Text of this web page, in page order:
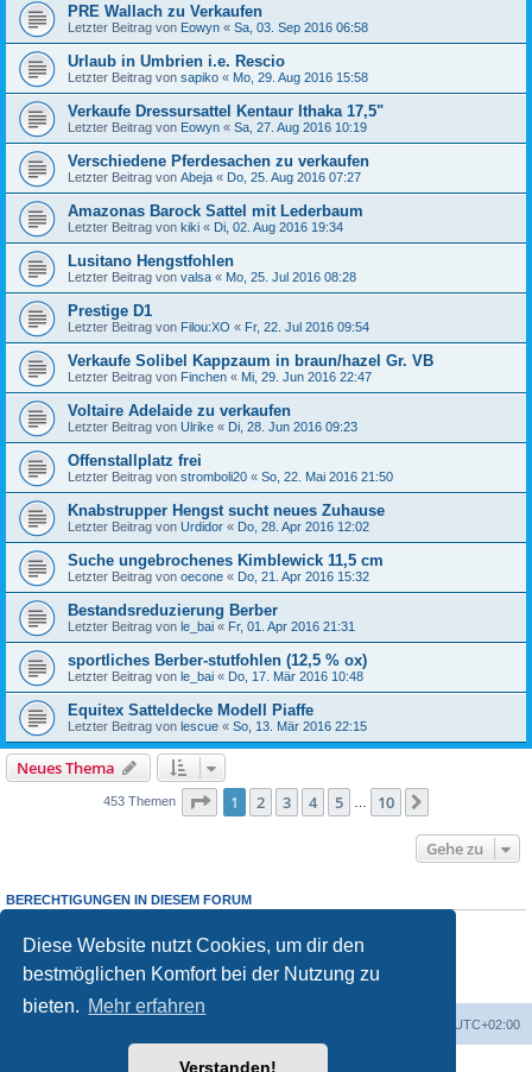
Diese Website nutzt Cookies, um dir den
bestmöglichen Komfort bei der Nutzung zu
bieten. Mehr erfahren
Verstanden!
PRE Wallach zu Verkaufen
Letzter Beitrag von Eowyn « Sa, 03. Sep 2016 06:58
Urlaub in Umbrien i.e. Rescio
Letzter Beitrag von sapiko « Mo, 29. Aug 2016 15:58
Verkaufe Dressursattel Kentaur Ithaka 17,5"
Letzter Beitrag von Eowyn « Sa, 27. Aug 2016 10:19
Verschiedene Pferdesachen zu verkaufen
Letzter Beitrag von Abeja « Do, 25. Aug 2016 07:27
Amazonas Barock Sattel mit Lederbaum
Letzter Beitrag von kiki « Di, 02. Aug 2016 19:34
Lusitano Hengstfohlen
Letzter Beitrag von valsa « Mo, 25. Jul 2016 08:28
Prestige D1
Letzter Beitrag von Filou:XO « Fr, 22. Jul 2016 09:54
Verkaufe Solibel Kappzaum in braun/hazel Gr. VB
Letzter Beitrag von Finchen « Mi, 29. Jun 2016 22:47
Voltaire Adelaide zu verkaufen
Letzter Beitrag von Ulrike « Di, 28. Jun 2016 09:23
Offenstallplatz frei
Letzter Beitrag von stromboli20 « So, 22. Mai 2016 21:50
Knabstrupper Hengst sucht neues Zuhause
Letzter Beitrag von Urdidor « Do, 28. Apr 2016 12:02
Suche ungebrochenes Kimblewick 11,5 cm
Letzter Beitrag von oecone « Do, 21. Apr 2016 15:32
Bestandsreduzierung Berber
Letzter Beitrag von le_bai « Fr, 01. Apr 2016 21:31
sportliches Berber-stutfohlen (12,5 % ox)
Letzter Beitrag von le_bai « Do, 17. Mär 2016 10:48
Equitex Satteldecke Modell Piaffe
Letzter Beitrag von lescue « So, 13. Mär 2016 22:15
Neues Thema
453 Themen Seite 1von 10
1 2 3 4 5 10
Gehe zu
BERECHTIGUNGEN IN DIESEM FORUM
Du darfst keineAntworten zu Themen in diesem Forum erstellen.
Du darfst deine Beiträge in diesem Forumnichtändern.
Du darfst deine Beiträge in diesem Forum nicht löschen.
keine
UTC+02:00
Powered byphpBB® Forum Software © phpBB Limited